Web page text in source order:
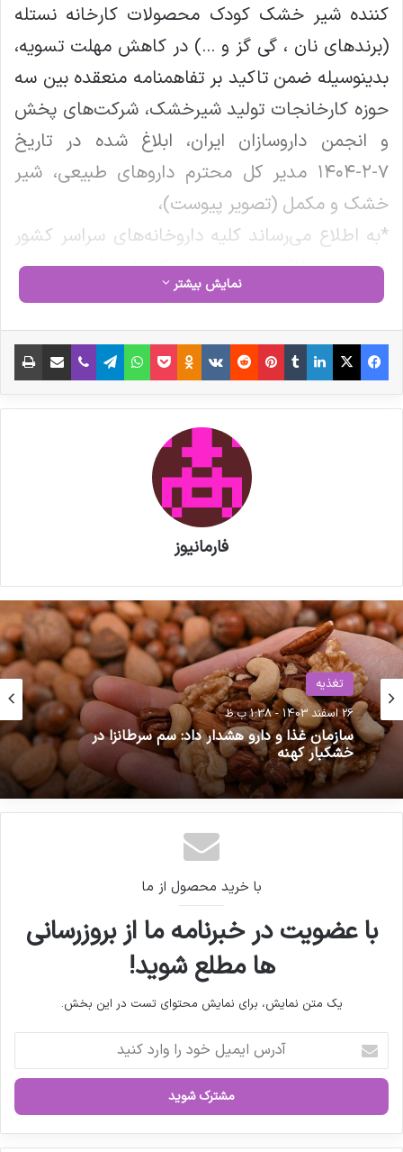
کننده شیر خشک کودک محصولات کارخانه نستله
(برندهای نان ، گی گز و …) در کاهش مهلت تسویه،
بدینوسیله ضمن تاکید بر تفاهمنامه منعقده بین سه
حوزه کارخانجات تولید شیرخشک، شرکت‌های پخش
و انجمن داروسازان ایران، ابلاغ شده در تاریخ
۷-۲-۱۴۰۴ مدیر کل محترم داروهای طبیعی، شیر
خشک و مکمل (تصویر پیوست)،
*به اطلاع می‌رساند کلیه داروخانه‌های سراسر کشور
از پذیرش فاکتورهای شیرخشک با مهلت سررسید
تسویه کمتر از ۹۰ روز معذورند و در صورت عدم
تصحیح فاکتورها و عدم درج و اعمال سررسید
تسویه ۹۰ روز و بالاتر، ناچار خواهند بود که کالای
بدیهی است مسئولیت هرگونه کمبود و بی‌نظمی در
توزیع شیرخشک کودک در هر نقطه از کشور،
مستقیماً متوجه کسانی است که به صورت یک جانبه
و بدون توجه به مضایق موسسین داروخانه‌ها،
نموده‌اند.
هیات مدیره انجمن داروسازان ایران
۱۳ـ۲-۱۴۰۵
نوشته های مشابه
پزشکیان به نمایشگاه «ایران هلث»
مصاحبه مشاور سندیکای تولید
کنندگان مواد دارویی، شیمیایی و
بسته بندی دارویی از روند تولید و
اقدامات دبیرخانه سندیکا در راستای
خدمت رسانی به تولید کنندگان مواد
دارویی و ملزومات بسته بندی دارویی
کپی لینک
نمایش بیشتر
فیس بوک X لینکدین ‫تامبلر ‫پین‌ترست ‫رددیت ‫VKontakte
‫Odnoklassniki پاکت واتس آپ تلگرام وایبر اشتراک گذاری از طریق ایمیل
فارمانیوز
تغذیه
26 اسفند 1403 - 1:38 ب.ظ
سازمان غذا و دارو هشدار داد: سم سرطانزا در
خشکبار کهنه
با خرید محصول از ما
با عضویت در خبرنامه ما از بروزرسانی
ها مطلع شوید!
یک متن نمایش، برای نمایش محتوای تست در این بخش.
ر
ا
ی